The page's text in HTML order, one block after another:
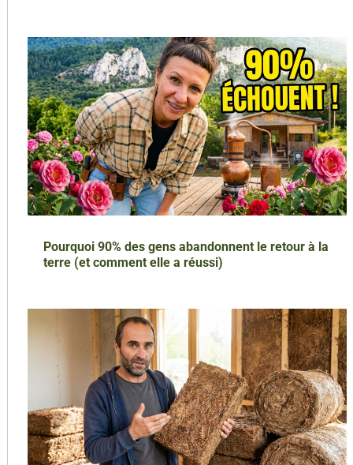
Pourquoi 90% des gens abandonnent le retour à la
terre (et comment elle a réussi)